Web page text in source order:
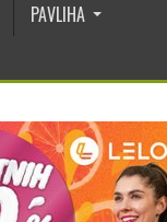
PAVLIHA